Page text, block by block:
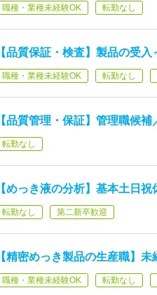
職種・業種未経験OK 転勤なし
【品質保証・検査】製品の受
職種・業種未経験OK 転勤なし
【品質管理・保証】管理職候
転勤なし
【めっき液の分析】基本土日
転勤なし 第二新卒歓迎
【精密めっき製品の生産職】
職種・業種未経験OK 転勤なし